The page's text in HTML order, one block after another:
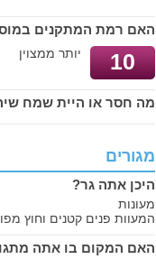
האם רמת המתקנים
10 יותר ממצוין
מה חסר או היית שמח
מגורים
היכן אתה גר?
מעונות
המעוות פנים קטנים וחוץ
האם המקום בו אתה